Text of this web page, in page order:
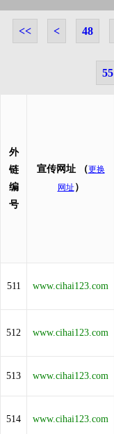
<< < 48
55
外
链
编
号
宣传网址 （更换
网址 ）
511 www.cihai123.com
512 www.cihai123.com
513 www.cihai123.com
514 www.cihai123.com